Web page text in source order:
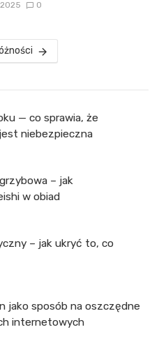
0
— co sprawia, że
niebezpieczna
– jak
w obiad
– jak ukryć to, co
jako sposób na oszczędne
internetowych